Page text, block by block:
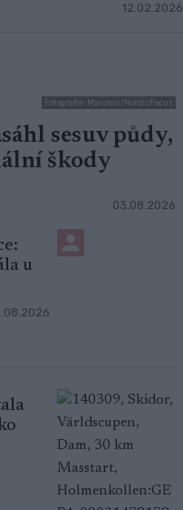
12.02.2026
Fotografie: Manzoni/NordicFocus
sesuv půdy,
škody
03.08.2026
u